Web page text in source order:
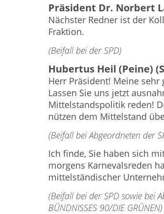
Präsident Dr. Norbert
Nächster Redner ist der
Fraktion.
(Beifall bei der SPD)
Hubertus Heil (Peine)
Herr Präsident! Meine
Lassen Sie uns jetzt
Mittelstandspolitik reden!
nützen dem Mittelstand
(Beifall bei Abgeordneten der
Ich finde, Sie haben sich
morgens Karnevalsreden
mittelständischer
(Beifall bei der SPD sowie bei
BÜNDNISSES 90/DIE GRÜNEN)